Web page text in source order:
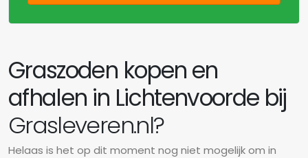
Graszoden kopen en
afhalen in Lichtenvoorde bij
Grasleveren.nl?
Helaas is het op dit moment nog niet mogelijk om in